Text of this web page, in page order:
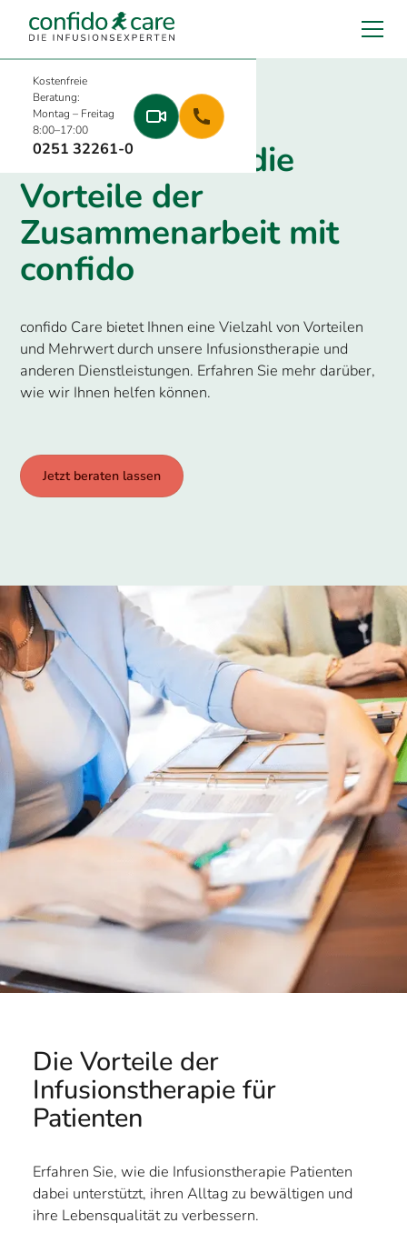
Kostenfreie
Beratung:
Montag – Freitag
8:00–17:00
0251 32261-0
Entdecken Sie die
Vorteile der
Zusammenarbeit mit
confido
confido Care bietet Ihnen eine Vielzahl von Vorteilen
und Mehrwert durch unsere Infusionstherapie und
anderen Dienstleistungen. Erfahren Sie mehr darüber,
wie wir Ihnen helfen können.
Jetzt beraten lassen
Die Vorteile der
Infusionstherapie für
Patienten
Erfahren Sie, wie die Infusionstherapie Patienten
dabei unterstützt, ihren Alltag zu bewältigen und
ihre Lebensqualität zu verbessern.